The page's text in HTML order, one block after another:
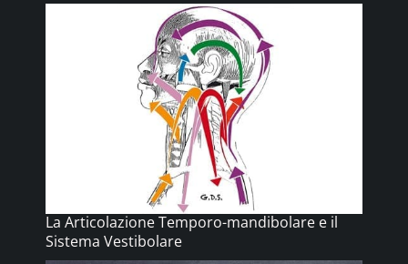
La Articolazione Temporo-mandibolare e il
Sistema Vestibolare